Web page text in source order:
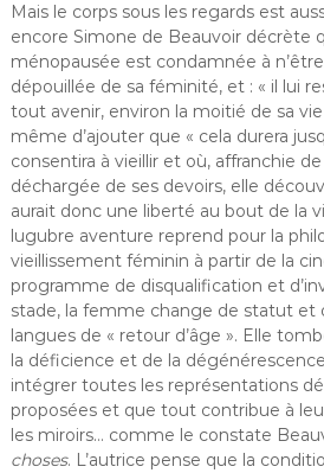
Mais le corps sous les regards est
encore Simone de Beauvoir décrète
ménopausée est condamnée à
dépouillée de sa féminité, et : « il lui
tout avenir, environ la moitié de sa vie
même d’ajouter que « cela durera
consentira à vieillir et où, affranchie
déchargée de ses devoirs, elle
aurait donc une liberté au bout de la
lugubre aventure reprend pour la
vieillissement féminin à partir de la
programme de disqualification et
stade, la femme change de statut et
langues de « retour d’âge ». Elle
la déficience et de la
intégrer toutes les représentations
proposées et que tout contribue à
les miroirs… comme le constate
choses. L’autrice pense que la